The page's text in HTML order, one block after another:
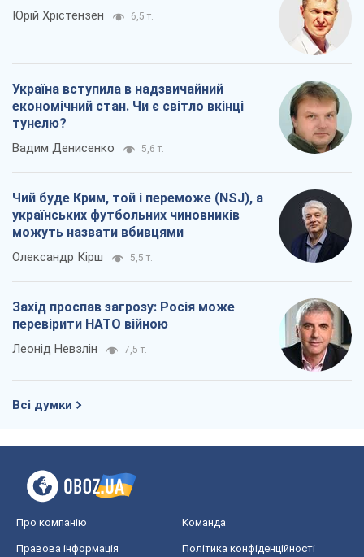
Юрій Хрістензен 6,5 т.
Україна вступила в надзвичайний
економічний стан. Чи є світло вкінці
тунелю?
Вадим Денисенко 5,6 т.
Чий буде Крим, той і переможе (NSJ), а
українських футбольних чиновників
можуть назвати вбивцями
Олександр Кірш 5,5 т.
Захід проспав загрозу: Росія може
перевірити НАТО війною
Леонід Невзлін 7,5 т.
Всі думки
Про компанію Команда
Правова інформація Політика конфіденційності